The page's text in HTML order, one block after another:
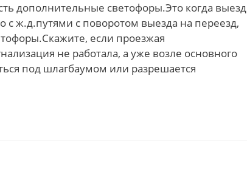
дополнительные светофоры.Это когда выезд
с ж.д.путями с поворотом выезда на переезд,
если проезжая
не работала, а уже возле основного
под шлагбаумом или разрешается